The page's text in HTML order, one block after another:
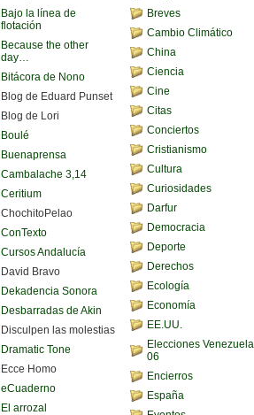
Bajo la línea de
flotación
Because the other
day…
Bitácora de Nono
Blog de Eduard Punset
Blog de Lori
Boulé
Buenaprensa
Cambalache 3,14
Ceritium
ChochitoPelao
ConTexto
Cursos Andalucía
David Bravo
Dekadencia Sonora
Desbarradas de Akin
Disculpen las molestias
Dramatic Tone
Ecce Homo
eCuaderno
El arrozal
Breves
Cambio Climático
China
Ciencia
Cine
Citas
Conciertos
Cristianismo
Cultura
Curiosidades
Darfur
Democracia
Deporte
Derechos
Ecología
Economía
EE.UU.
Elecciones Venezuela
06
Encierros
España